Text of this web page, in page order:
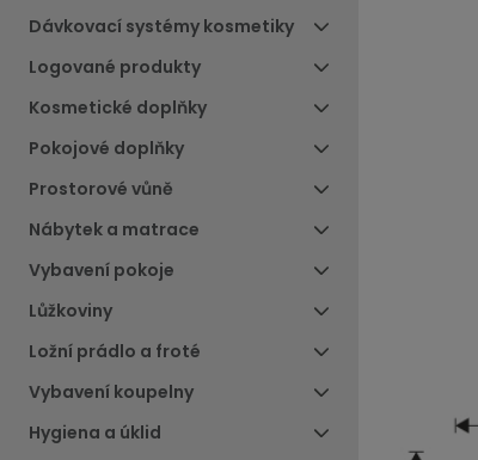
Dávkovací systémy kosmetiky
Logované produkty
Kosmetické doplňky
Pokojové doplňky
Prostorové vůně
Nábytek a matrace
Vybavení pokoje
Lůžkoviny
Ložní prádlo a froté
Vybavení koupelny
Hygiena a úklid